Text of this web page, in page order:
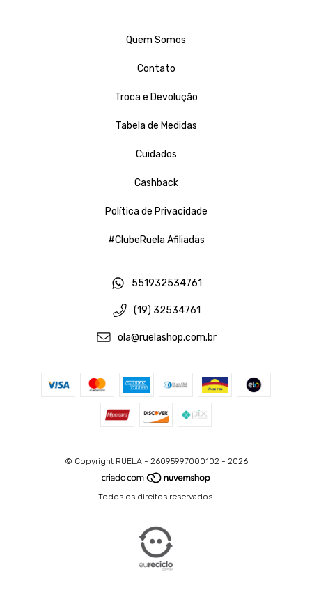
Quem Somos
Contato
Troca e Devolução
Tabela de Medidas
Cuidados
Cashback
Política de Privacidade
#ClubeRuela Afiliadas
551932534761
(19) 32534761
ola@ruelashop.com.br
© Copyright RUELA - 26095997000102 - 2026
Todos os direitos reservados.